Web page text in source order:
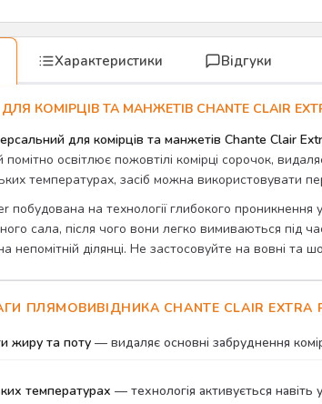
Характеристики Відгуки
КОМІРЦІВ ТА МАНЖЕТІВ CHANTE CLAIR
для комірців та манжетів Chante Clair
освітлює пожовтілі комірці сорочок,
температурах, засіб можна використовувати
на технології глибокого проникнення
сала, після чого вони легко вимиваються під
непомітній ділянці. Не застосовуйте на вовні
ПЛЯМОВИВІДНИКА CHANTE CLAIR EXTRA
жиру та поту — видаляє основні забруднення
температурах — технологія активується